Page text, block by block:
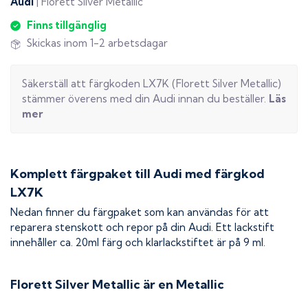
Finns tillgänglig
Skickas inom 1-2 arbetsdagar
Säkerställ att färgkoden LX7K (Florett Silver Metallic)
stämmer överens med din Audi innan du beställer. Läs
mer
Komplett färgpaket till Audi med färgkod
LX7K
Nedan finner du färgpaket som kan användas för att
reparera stenskott och repor på din Audi. Ett lackstift
innehåller ca. 20ml färg och klarlackstiftet är på 9 ml.
Florett Silver Metallic är en Metallic